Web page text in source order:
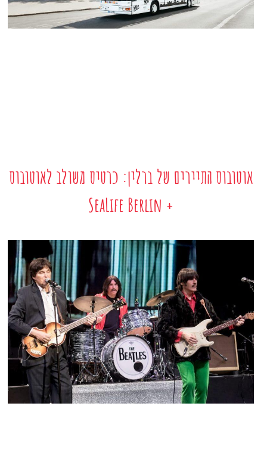
אוטובוס התיירים של ברלין: כרטיס משולב לאוטובוס
+ SeaLife Berlin